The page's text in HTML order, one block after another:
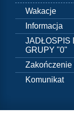
Wakacje
Informacja
JADŁOSPIS
GRUPY "0"
Zakończenie
Komunikat